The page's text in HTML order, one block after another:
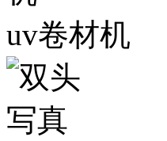
uv卷材机